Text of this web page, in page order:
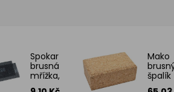
Spokar
brusná
mřížka,
zrno
Mako
špalík
korek,